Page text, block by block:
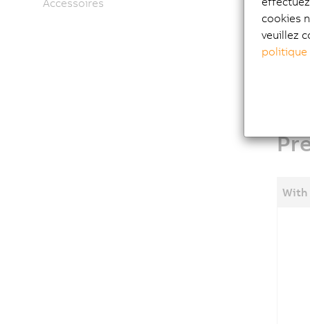
coaxial
This
to
With
Accessoires
cookies
veuillez
politique